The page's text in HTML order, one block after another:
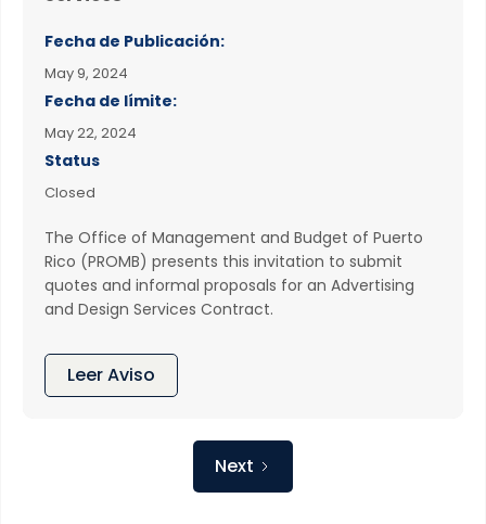
Fecha de Publicación:
May 9, 2024
Fecha de límite:
May 22, 2024
Status
Closed
The Office of Management and Budget of Puerto
Rico (PROMB) presents this invitation to submit
quotes and informal proposals for an Advertising
and Design Services Contract.
Leer Aviso
Next